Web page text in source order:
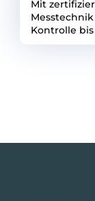
Mit
Kontrolle